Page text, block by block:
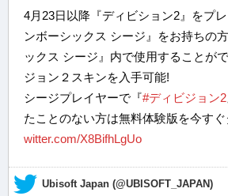
4月23日以降『ディビション2』をプ
ンボーシックス シージ』をお持ちの
ックス シージ』内で使用することが
ジョン２スキンを入手可能!
シージプレイヤーで『#ディビジョン2
たことのない方は無料体験版を今す
witter.com/X8BifhLgUo
— Ubisoft Japan (@UBISOFT_JAPAN)